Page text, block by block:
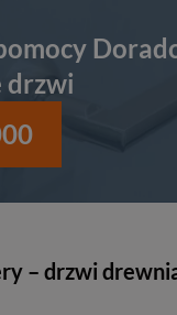
drzwi
– drzwi